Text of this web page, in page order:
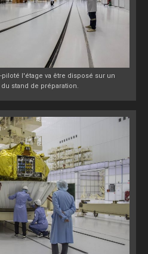
l'étage va être disposé sur un
stand de préparation.